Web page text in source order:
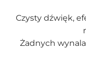
Czysty dźwięk,
Żadnych